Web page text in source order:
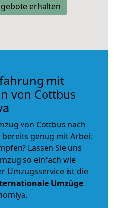
erhalten
mit
von Cottbus
von Cottbus nach
genug mit Arbeit
Lassen Sie uns
so einfach wie
Umzugsservice ist die
Umzüge